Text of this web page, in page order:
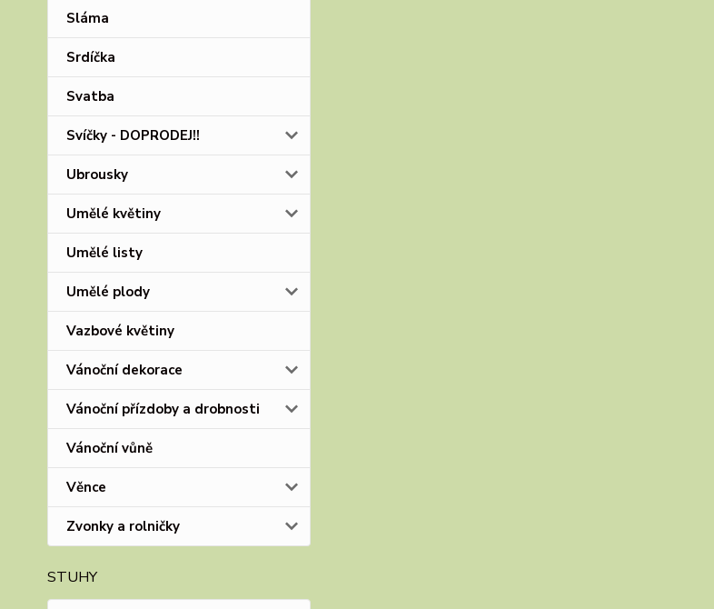
Sláma
Srdíčka
Svatba
Svíčky - DOPRODEJ!!
Ubrousky
Umělé květiny
Umělé listy
Umělé plody
Vazbové květiny
Vánoční dekorace
Vánoční přízdoby a drobnosti
Vánoční vůně
Věnce
Zvonky a rolničky
STUHY